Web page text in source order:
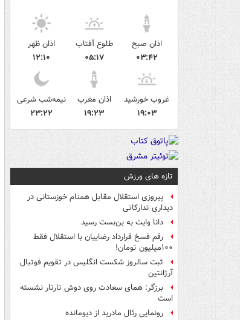
اذان صبح
۰۳:۴۲
طلوع آفتاب
۰۵:۱۷
اذان ظهر
۱۲:۱۰
غروب خورشید
۱۹:۰۳
اذان مغرب
۱۹:۲۳
نیمه‌شب شرعی
۲۳:۲۲
تازه های ورزش
پیروزی استقلال مقابل همنام خوزستانی در
دیداری تدارکاتی
دانا وایت به بن‌بست رسید
رقم فسخ قرارداد رضاییان با استقلال فقط
۱۰۰میلیون تومان!
ثبت سالروز شکست انگلیس در تقویم فوتبال
آرژانتین
برزگر: همای سعادت روی دوش تارتار نشسته
است
رونمایی رئال مادرید از دیومانده